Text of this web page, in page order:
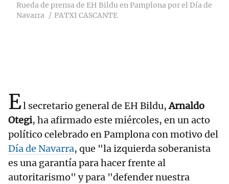
Rueda de prensa de EH Bildu en Pamplona por el Día de
Navarra
PATXI CASCANTE
El secretario general de EH Bildu,Arnaldo
Otegi, ha afirmado este miércoles, en un acto
político celebrado en Pamplona con motivo del
Día de Navarra, que "la izquierda soberanista
es una garantía para hacer frente al
autoritarismo" y para "defender nuestra